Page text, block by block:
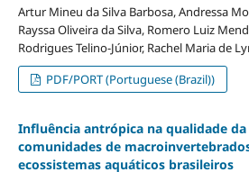
Artur Mineu da Silva Barbosa, Andressa
Rayssa Oliveira da Silva, Romero Luiz
Rodrigues Telino-Júnior, Rachel Maria de
PDF/PORT (Portuguese (Brazil))
Influência antrópica na qualidade da
comunidades de
ecossistemas aquáticos brasileiros